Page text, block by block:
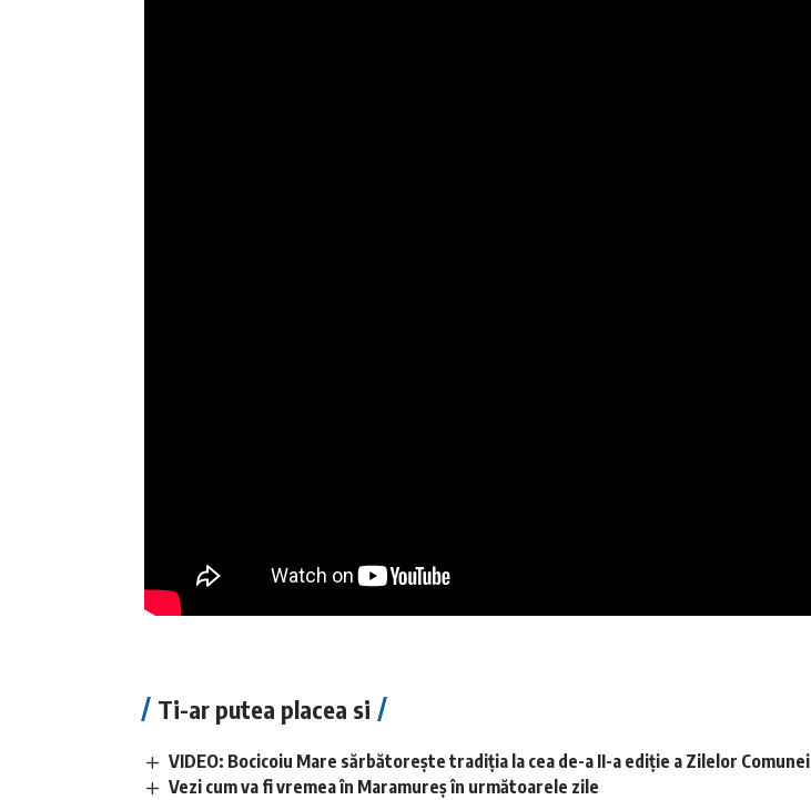
Ti-ar putea placea si
VIDEO: Bocicoiu Mare sărbătorește tradiția la cea de-a II-a ediție a Zilelor Comunei
Vezi cum va fi vremea în Maramureș în următoarele zile